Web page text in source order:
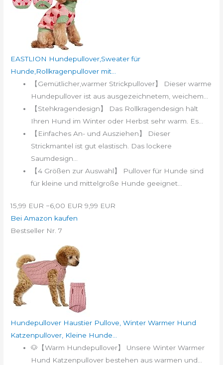
EASTLION Hundepullover,Sweater für
Hunde,Rollkragenpullover mit...
【Gemütlicher,warmer Strickpullover】 Dieser warme
Hundepullover ist aus ausgezeichnetem, weichem...
【Stehkragendesign】 Das Rollkragendesign hält
Ihren Hund im Winter oder Herbst sehr warm. Es...
【Einfaches An- und Ausziehen】 Dieser
Strickmantel ist gut elastisch. Das lockere
Saumdesign...
【4 Größen zur Auswahl】 Pullover für Hunde sind
für kleine und mittelgroße Hunde geeignet...
15,99 EUR −6,00 EUR 9,99 EUR
Bei Amazon kaufen
Bestseller Nr. 7
Hundepullover Haustier Pullove, Winter Warmer Hund
Katzenpullover, Kleine Hunde...
🐶【Warm Hundepullover】 Unsere Winter Warmer
Hund Katzenpullover bestehen aus warmen und...